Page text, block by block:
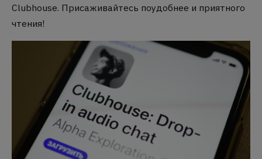
Clubhouse. Присаживайтесь поудобнее и приятного
чтения!